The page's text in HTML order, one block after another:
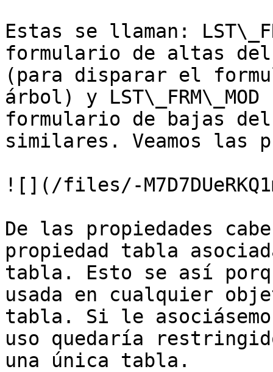
Estas se llaman:
formulario de altas del
(para disparar el
árbol) y
formulario de bajas
similares. Veamos las
![](/files/-
De las propiedades
propiedad tabla
tabla. Esto se así
usada en cualquier
tabla. Si le
uso quedaría
una única tabla.